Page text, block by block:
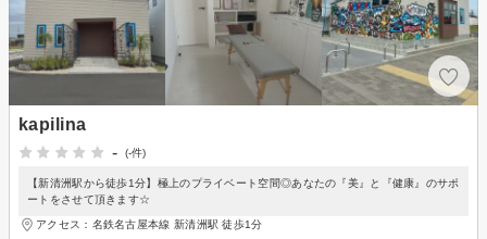
kapilina
-
(-件)
【新清洲駅から徒歩1分】極上のプライベート空間◎あなたの『美』と『健康』のサポ
ートをさせて頂きます☆
アクセス：名鉄名古屋本線 新清洲駅 徒歩1分